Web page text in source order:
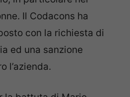
Il Codacons ha
con la richiesta di
ed una sanzione
l’azienda.